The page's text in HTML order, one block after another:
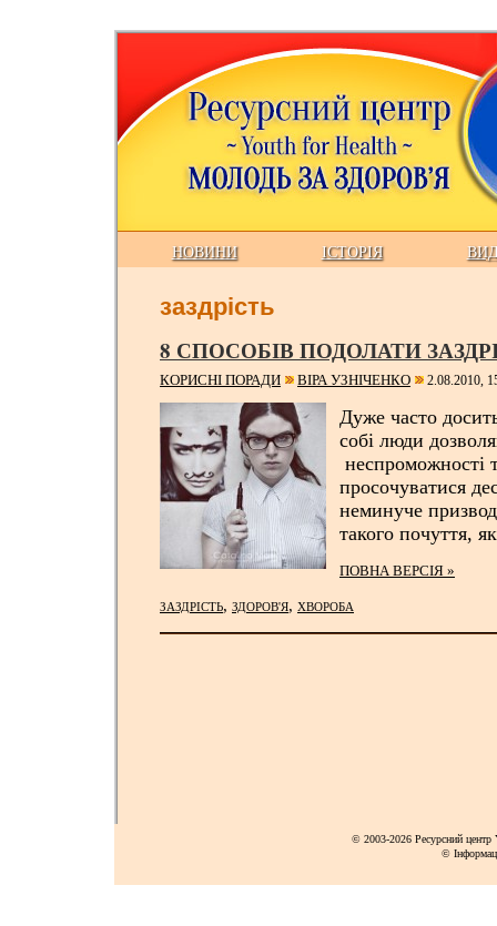
НОВИНИ ІСТОРІЯ
заздрість
8 СПОСОБІВ ПОДОЛАТИ
КОРИСНІ ПОРАДИ ВІРА УЗНІЧЕНКО 2.08.2010,
Дуже часто
собі люди
неспроможності
просочуватися
неминуче
такого почуття,
ПОВНА ВЕРСІЯ »
ЗАЗДРІСТЬ, ЗДОРОВ'Я, ХВОРОБА
© 2003-2026 Ресурсний
©